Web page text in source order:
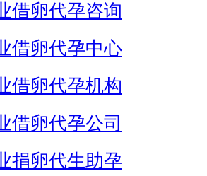
借卵代孕咨询
借卵代孕中心
借卵代孕机构
借卵代孕公司
捐卵代生助孕